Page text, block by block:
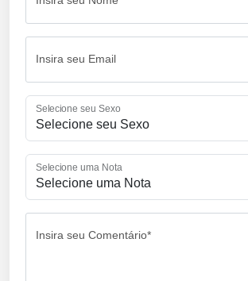
Insira seu Email
Selecione seu Sexo
Selecione uma Nota
Insira seu Comentário*